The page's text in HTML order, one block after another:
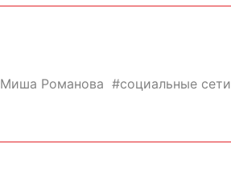
Миша Романова
социальные сети